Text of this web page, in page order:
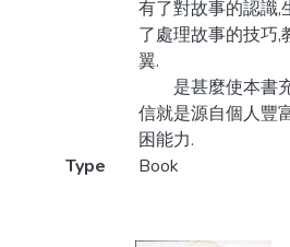
有了對故事的認識,
了處理故事的技巧,
翼.
是甚麼使本書充
信就是源自個人豐
困能力.
Type
Book